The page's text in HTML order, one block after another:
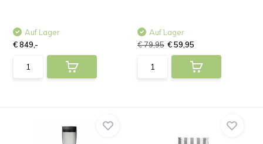
Auf Lager
€ 849,-
Auf Lager
€ 79,95 € 59,95